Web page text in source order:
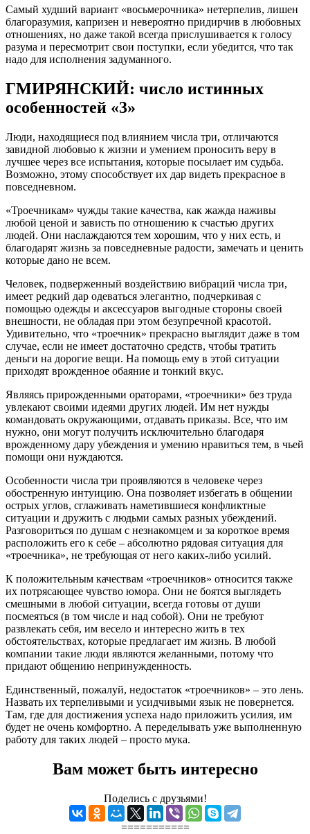
Самый худший вариант «восьмерочника» нетерпелив, лишен
благоразумия, капризен и невероятно придирчив в любовных
отношениях, но даже такой всегда прислушивается к голосу
разума и пересмотрит свои поступки, если убедится, что так
надо для исполнения задуманного.
ГМИРЯНСКИЙ: число истинных
особенностей «3»
Люди, находящиеся под влиянием числа три, отличаются
завидной любовью к жизни и умением проносить веру в
лучшее через все испытания, которые посылает им судьба.
Возможно, этому способствует их дар видеть прекрасное в
повседневном.
«Троечникам» чужды такие качества, как жажда наживы
любой ценой и зависть по отношению к счастью других
людей. Они наслаждаются тем хорошим, что у них есть, и
благодарят жизнь за повседневные радости, замечать и ценить
которые дано не всем.
Человек, подверженный воздействию вибраций числа три,
имеет редкий дар одеваться элегантно, подчеркивая с
помощью одежды и аксессуаров выгодные стороны своей
внешности, не обладая при этом безупречной красотой.
Удивительно, что «троечник» прекрасно выглядит даже в том
случае, если не имеет достаточно средств, чтобы тратить
деньги на дорогие вещи. На помощь ему в этой ситуации
приходят врожденное обаяние и тонкий вкус.
Являясь прирожденными ораторами, «троечники» без труда
увлекают своими идеями других людей. Им нет нужды
командовать окружающими, отдавать приказы. Все, что им
нужно, они могут получить исключительно благодаря
врожденному дару убеждения и умению нравиться тем, в чьей
помощи они нуждаются.
Особенности числа три проявляются в человеке через
обостренную интуицию. Она позволяет избегать в общении
острых углов, сглаживать наметившиеся конфликтные
ситуации и дружить с людьми самых разных убеждений.
Разговориться по душам с незнакомцем и за короткое время
расположить его к себе – абсолютно рядовая ситуация для
«троечника», не требующая от него каких-либо усилий.
К положительным качествам «троечников» относится также
их потрясающее чувство юмора. Они не боятся выглядеть
смешными в любой ситуации, всегда готовы от души
посмеяться (в том числе и над собой). Они не требуют
развлекать себя, им весело и интересно жить в тех
обстоятельствах, которые предлагает им жизнь. В любой
компании такие люди являются желанными, потому что
придают общению непринужденность.
Единственный, пожалуй, недостаток «троечников» – это лень.
Назвать их терпеливыми и усидчивыми язык не повернется.
Там, где для достижения успеха надо приложить усилия, им
будет не очень комфортно. А переделывать уже выполненную
работу для таких людей – просто мука.
Вам может быть интересно
Поделись с друзьями!
===========